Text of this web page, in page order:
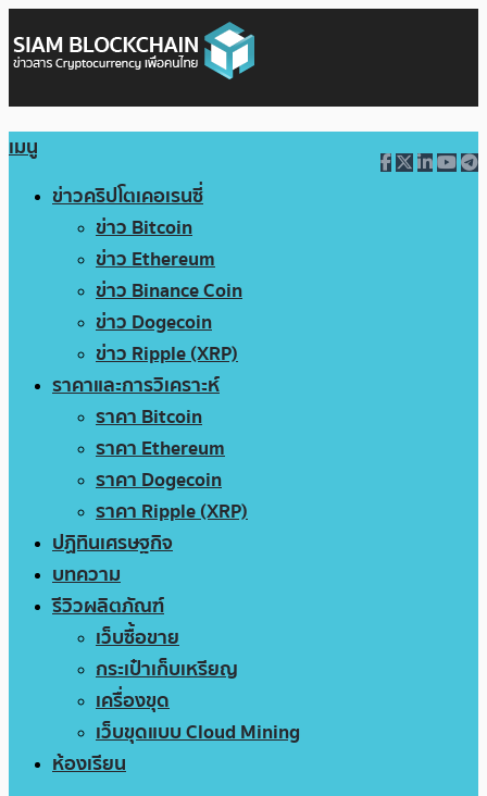
เมนู
ข่าวคริปโตเคอเรนซี่
ข่าว Bitcoin
ข่าว Ethereum
ข่าว Binance Coin
ข่าว Dogecoin
ข่าว Ripple (XRP)
ราคาและการวิเคราะห์
ราคา Bitcoin
ราคา Ethereum
ราคา Dogecoin
ราคา Ripple (XRP)
ปฏิทินเศรษฐกิจ
บทความ
รีวิวผลิตภัณฑ์
เว็บซื้อขาย
กระเป๋าเก็บเหรียญ
เครื่องขุด
เว็บขุดแบบ Cloud Mining
ห้องเรียน